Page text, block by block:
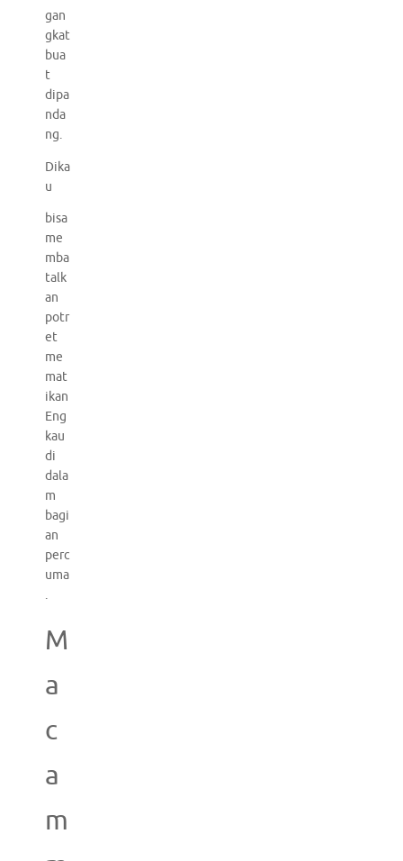
gan
gkat
bua
t
dipa
nda
ng.
Dika
u
bisa
me
mba
talk
an
potr
et
me
mat
ikan
Eng
kau
di
dala
m
bagi
an
perc
uma
.
M
a
c
a
m